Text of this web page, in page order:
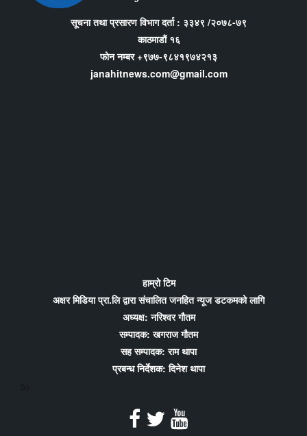
सूचना तथा प्रसारण विभाग दर्ता : ३३४९ /२०७८-७९
काठमाडौं १६
फोन नम्बर +९७७-९८४१९७४२१३
janahitnews.com@gmail.com
हाम्रो टिम
अक्षर मिडिया प्रा.लि द्वारा संचालित जनहित न्यूज डटकमको लागि
अध्यक्ष: नरिश्वर गौतम
सम्पादक: खगराज गौतम
सह सम्पादक: राम थापा
प्रबन्ध निर्देशक: दिनेश थापा